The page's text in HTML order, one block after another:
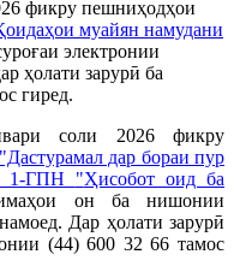
фикру пешниҳодҳои
муайян намудани
электронии
ҳолати зарурӣ ба
гиред.
соли 2026 фикру
"Дастурамал дар бораи пур
1-ГПН "Ҳисобот оид ба
он ба нишонии
Дар ҳолати зарурӣ
(44) 600 32 66 тамос